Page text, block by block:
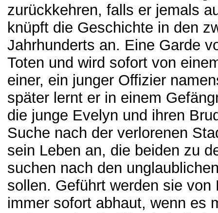
zurückkehren, falls er jemals
knüpft die Geschichte in den
Jahrhunderts an. Eine Garde
Toten und wird sofort von
einer, ein junger Offizier
später lernt er in einem
die junge Evelyn und ihren
Suche nach der verlorenen
sein Leben an, die beiden zu
suchen nach den
sollen. Geführt werden sie
immer sofort abhaut, wenn es